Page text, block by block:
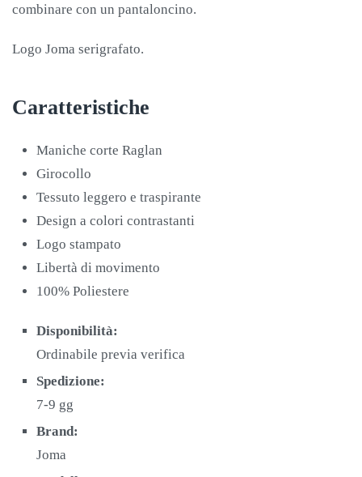
combinare con un pantaloncino.
Logo Joma serigrafato.
Caratteristiche
Maniche corte Raglan
Girocollo
Tessuto leggero e traspirante
Design a colori contrastanti
Logo stampato
Libertà di movimento
100% Poliestere
Disponibilità:
Ordinabile previa verifica
Spedizione:
7-9 gg
Brand:
Joma